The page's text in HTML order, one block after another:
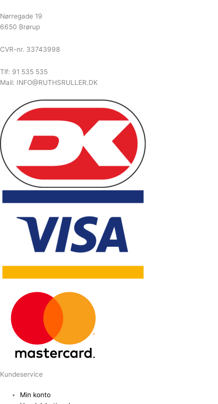
Nørregade 19
6650 Brørup
CVR-nr. 33743998
Tlf: 91 535 535
Mail: INFO@RUTHSRULLER.DK
Kundeservice
Min konto